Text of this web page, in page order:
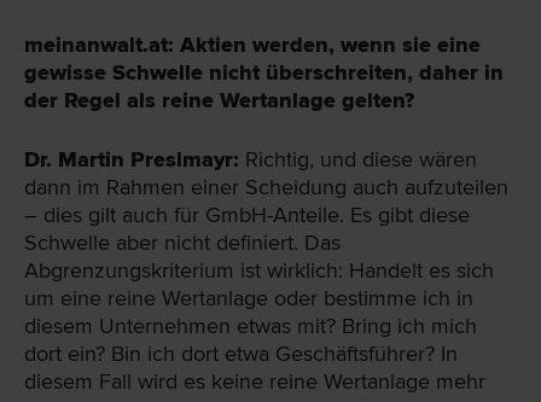
meinanwalt.at: Aktien werden, wenn sie eine
gewisse Schwelle nicht überschreiten, daher in
der Regel als reine Wertanlage gelten?
Dr. Martin Preslmayr: Richtig, und diese wären
dann im Rahmen einer Scheidung auch aufzuteilen
– dies gilt auch für GmbH-Anteile. Es gibt diese
Schwelle aber nicht definiert. Das
Abgrenzungskriterium ist wirklich: Handelt es sich
um eine reine Wertanlage oder bestimme ich in
diesem Unternehmen etwas mit? Bring ich mich
dort ein? Bin ich dort etwa Geschäftsführer? In
diesem Fall wird es keine reine Wertanlage mehr